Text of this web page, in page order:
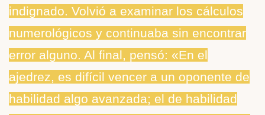
indignado. Volvió a examinar los cálculos
numerológicos y continuaba sin encontrar
error alguno. Al final, pensó: «En el
ajedrez, es difícil vencer a un oponente de
habilidad algo avanzada; el de habilidad